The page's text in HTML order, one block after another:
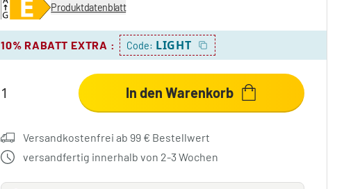
Produktdatenblatt
10% RABATT EXTRA : Code: LIGHT
In den Warenkorb
Versandkostenfrei ab 99 € Bestellwert
versandfertig innerhalb von 2-3 Wochen